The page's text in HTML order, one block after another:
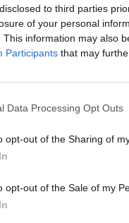
to third parties
of your personal
This information may also
Participants that may
Data Processing Opt Outs
opt-out of the Sharing of
opt-out of the Sale of my
jest
42 lata Opis badania ;